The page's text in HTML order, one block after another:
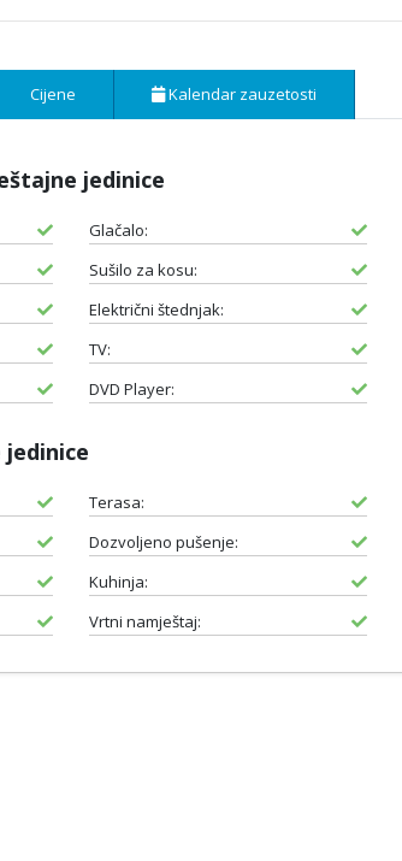
Cijene Kalendar zauzetosti
jedinice
Glačalo:
Sušilo za kosu:
Električni štednjak:
TV:
DVD Player:
Terasa:
Dozvoljeno pušenje:
Kuhinja:
Vrtni namještaj: